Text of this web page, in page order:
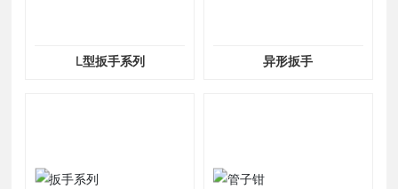
L型扳手系列 异形扳手